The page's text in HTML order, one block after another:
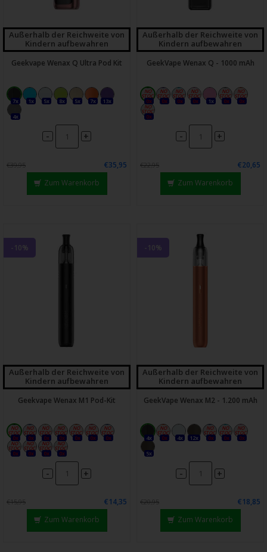
Außerhalb der Reichweite von
Kindern aufbewahren
Geekvape Wenax Q Ultra Pod Kit
7x 1x 5x 8x 5x 7x 13x
4x
- +
€39,95
€35,95
Zum Warenkorb
Außerhalb der Reichweite von
Kindern aufbewahren
GeekVape Wenax Q - 1000 mAh
0x 0x 0x 0x 1x 0x
0x
0x
- +
€22,95
€20,65
Zum Warenkorb
-10%
Außerhalb der Reichweite von
Kindern aufbewahren
Geekvape Wenax M1 Pod-Kit
0x 0x 0x 0x 0x 0x 0x
0x 0x 0x 0x
- +
€15,95
€14,35
Zum Warenkorb
-10%
Außerhalb der Reichweite von
Kindern aufbewahren
GeekVape Wenax M2 - 1.200 mAh
4x 0x 4x 12x 0x 0x
0x
5x
- +
€20,95
€18,85
Zum Warenkorb